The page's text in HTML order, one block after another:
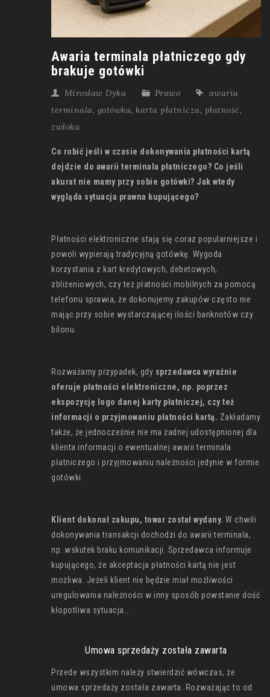
Awaria terminala płatniczego gdy
brakuje gotówki
Mirosław Dyka Prawo
awaria
terminala, gotówka, karta płatnicza, płatność,
zwłoka
Co robić jeśli w czasie dokonywania płatności kartą
dojdzie do awarii terminala płatniczego? Co jeśli
akurat nie mamy przy sobie gotówki? Jak wtedy
wygląda sytuacja prawna kupującego?
Płatności elektroniczne stają się coraz popularniejsze i
powoli wypierają tradycyjną gotówkę. Wygoda
korzystania z kart kredytowych, debetowych,
zbliżeniowych, czy też płatności mobilnych za pomocą
telefonu sprawia, że dokonujemy zakupów często nie
mając przy sobie wystarczającej ilości banknotów czy
bilonu.
Rozważamy przypadek, gdy sprzedawca wyraźnie
oferuje płatności elektroniczne, np. poprzez
ekspozycję logo danej karty płatniczej, czy też
informacji o przyjmowaniu płatności kartą. Zakładamy
także, że jednocześnie nie ma żadnej udostępnionej dla
klienta informacji o ewentualnej awarii terminala
płatniczego i przyjmowaniu należności jedynie w formie
gotówki.
Klient dokonał zakupu, towar został wydany. W chwili
dokonywania transakcji dochodzi do awarii terminala,
np. wskutek braku komunikacji. Sprzedawca informuje
kupującego, że akceptacja płatności kartą nie jest
możliwa. Jeżeli klient nie będzie miał możliwości
uregulowania należności w inny sposób powstanie dość
kłopotliwa sytuacja…
Umowa sprzedaży została zawarta
Przede wszystkim należy stwierdzić wówczas, że
umowa sprzedaży została zawarta. Rozważając to od